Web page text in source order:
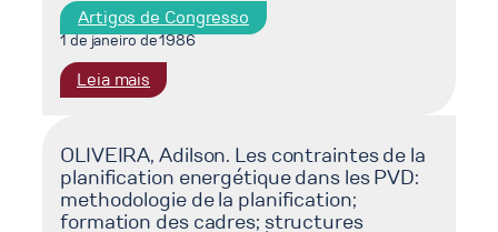
Artigos de Congresso
1 de janeiro de 1986
Leia mais
ARAÚJO,
Lizardo
Rodrigues
Hermes
Brasil:
OLIVEIRA, Adilson. Les contraintes de la
planification energétique dans les PVD:
methodologie de la planification;
formation des cadres; structures